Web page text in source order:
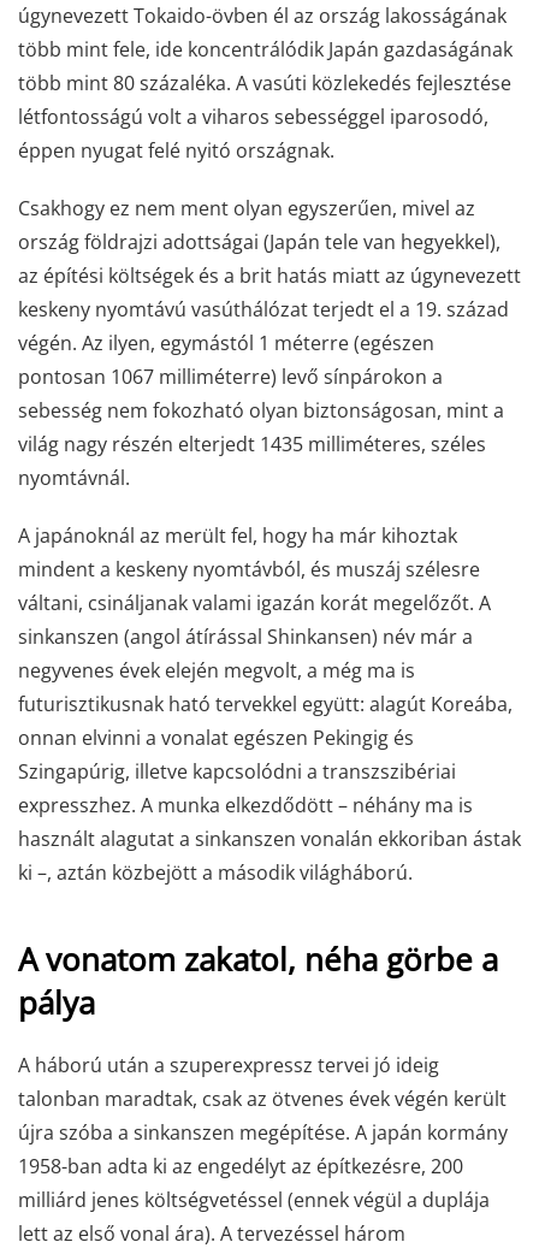
úgynevezett Tokaido-övben él az ország lakosságának
több mint fele, ide koncentrálódik Japán gazdaságának
több mint 80 százaléka. A vasúti közlekedés fejlesztése
létfontosságú volt a viharos sebességgel iparosodó,
éppen nyugat felé nyitó országnak.
Csakhogy ez nem ment olyan egyszerűen, mivel az
ország földrajzi adottságai (Japán tele van hegyekkel),
az építési költségek és a brit hatás miatt az úgynevezett
keskeny nyomtávú vasúthálózat terjedt el a 19. század
végén. Az ilyen, egymástól 1 méterre (egészen
pontosan 1067 milliméterre) levő sínpárokon a
sebesség nem fokozható olyan biztonságosan, mint a
világ nagy részén elterjedt 1435 milliméteres, széles
nyomtávnál.
A japánoknál az merült fel, hogy ha már kihoztak
mindent a keskeny nyomtávból, és muszáj szélesre
váltani, csináljanak valami igazán korát megelőzőt. A
sinkanszen (angol átírással Shinkansen) név már a
negyvenes évek elején megvolt, a még ma is
futurisztikusnak ható tervekkel együtt: alagút Koreába,
onnan elvinni a vonalat egészen Pekingig és
Szingapúrig, illetve kapcsolódni a transzszibériai
expresszhez. A munka elkezdődött – néhány ma is
használt alagutat a sinkanszen vonalán ekkoriban ástak
ki –, aztán közbejött a második világháború.
A vonatom zakatol, néha görbe a
pálya
A háború után a szuperexpressz tervei jó ideig
talonban maradtak, csak az ötvenes évek végén került
újra szóba a sinkanszen megépítése. A japán kormány
1958-ban adta ki az engedélyt az építkezésre, 200
milliárd jenes költségvetéssel (ennek végül a duplája
lett az első vonal ára). A tervezéssel három